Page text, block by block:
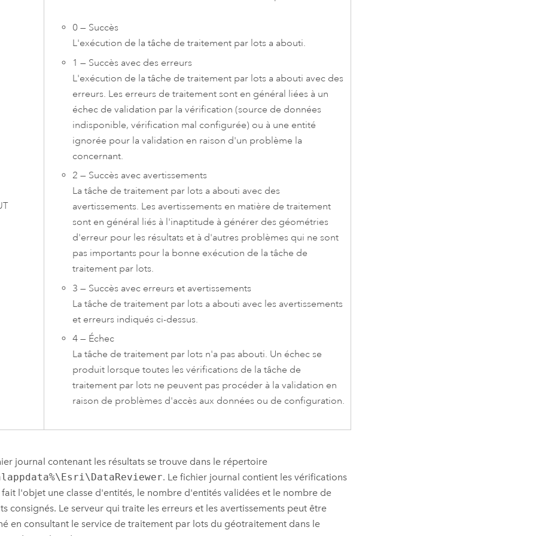
0 — Succès
L'exécution de la tâche de traitement par lots a abouti.
1 — Succès avec des erreurs
L'exécution de la tâche de traitement par lots a abouti avec des
erreurs. Les erreurs de traitement sont en général liées à un
échec de validation par la vérification (source de données
indisponible, vérification mal configurée) ou à une entité
ignorée pour la validation en raison d'un problème la
concernant.
2 — Succès avec avertissements
La tâche de traitement par lots a abouti avec des
avertissements. Les avertissements en matière de traitement
sont en général liés à l'inaptitude à générer des géométries
d'erreur pour les résultats et à d'autres problèmes qui ne sont
pas importants pour la bonne exécution de la tâche de
traitement par lots.
3 — Succès avec erreurs et avertissements
La tâche de traitement par lots a abouti avec les avertissements
et erreurs indiqués ci-dessus.
4 — Échec
La tâche de traitement par lots n'a pas abouti. Un échec se
produit lorsque toutes les vérifications de la tâche de
traitement par lots ne peuvent pas procéder à la validation en
raison de problèmes d'accès aux données ou de configuration.
journal contenant les résultats se trouve dans le répertoire
. Le fichier journal contient les vérifications
l'objet une classe d'entités, le nombre d'entités validées et le nombre de
consignés. Le serveur qui traite les erreurs et les avertissements peut être
en consultant le service de traitement par lots du géotraitement dans le